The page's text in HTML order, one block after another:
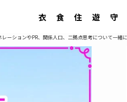
衣 食 住 遊 守
ーションやPR、関係人口、二拠点思考について一緒